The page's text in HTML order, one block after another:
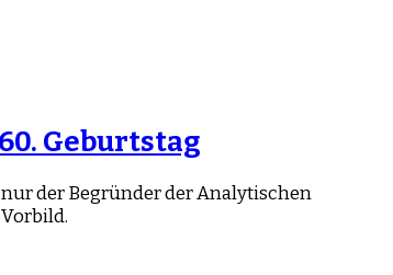
Geburtstag
der Begründer der Analytischen